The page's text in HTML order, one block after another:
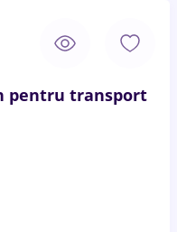
pentru transport